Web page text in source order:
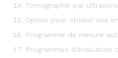
Tomographie par ultrasons
Option pour obtenir une
Programme de mesure
Programmes